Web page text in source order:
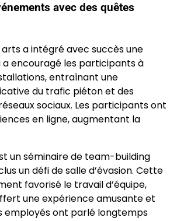
avec des quêtes
a intégré avec succès une
a encouragé les participants à
entraînant une
du trafic piéton et des
sociaux. Les participants ont
en ligne, augmentant la
un séminaire de team-building
un défi de salle d’évasion. Cette
favorisé le travail d’équipe,
une expérience amusante et
employés ont parlé longtemps